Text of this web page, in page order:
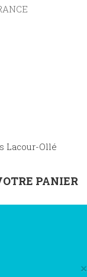
Lacour-Ollé
PANIER
×